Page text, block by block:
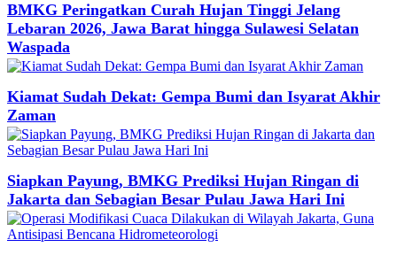
BMKG Peringatkan Curah Hujan Tinggi Jelang
Lebaran 2026, Jawa Barat hingga Sulawesi Selatan
Waspada
Kiamat Sudah Dekat: Gempa Bumi dan Isyarat Akhir
Zaman
Siapkan Payung, BMKG Prediksi Hujan Ringan di
Jakarta dan Sebagian Besar Pulau Jawa Hari Ini